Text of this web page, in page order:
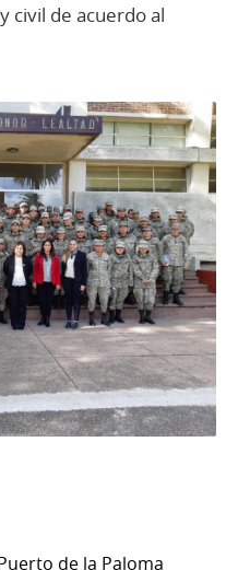
civil de acuerdo al
de la Paloma